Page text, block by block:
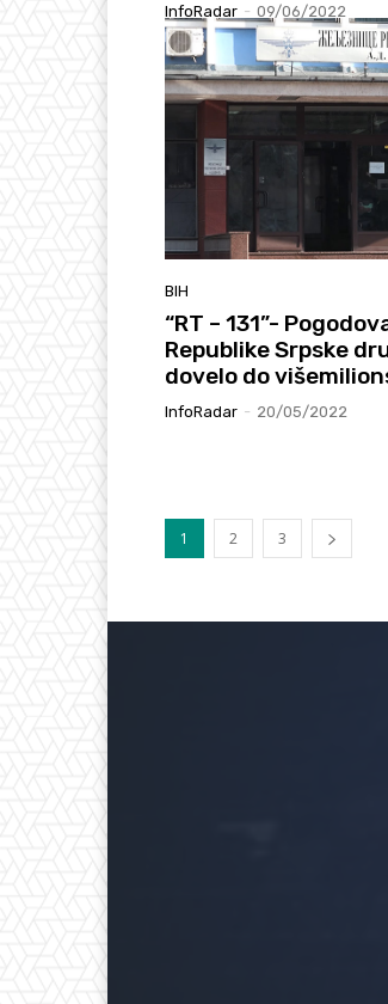
InfoRadar - 09/06/2022
BIH
“RT – 131”-
Republike Srpske
dovelo do
InfoRadar - 20/05/2022
1 2 3